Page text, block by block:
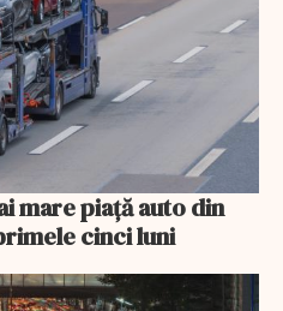
mare piață auto din
cinci luni